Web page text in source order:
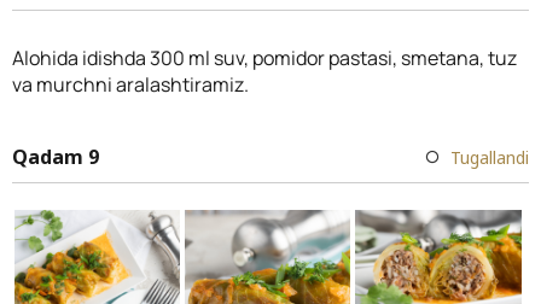
Alohida idishda 300 ml suv, pomidor pastasi, smetana, tuz
va murchni aralashtiramiz.
Qadam 9 Tugallandi